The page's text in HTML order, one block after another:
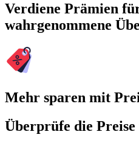
Verdiene Prämien
wahrgenommene
Mehr sparen mit
Überprüfe die